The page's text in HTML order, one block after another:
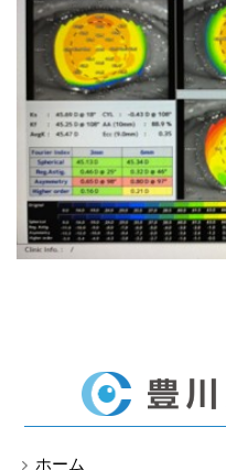
ホーム